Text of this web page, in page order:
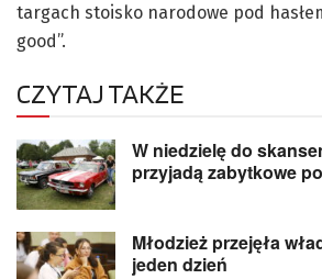
targach stoisko narodowe pod
good”.
CZYTAJ TAKŻE
W niedzielę do
przyjadą zabytkowe
Młodzież przejęła
jeden dzień